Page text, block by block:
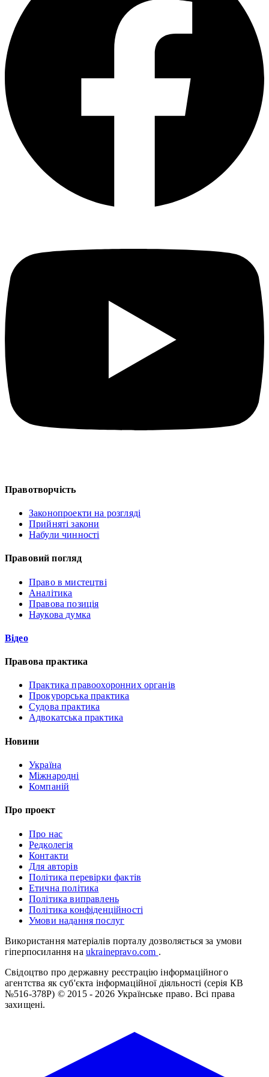
Правотворчість
Законопроекти на розгляді
Прийняті закони
Набули чинності
Правовий погляд
Право в мистецтві
Аналітика
Правова позиція
Наукова думка
Відео
Правова практика
Практика правоохоронних органів
Прокурорська практика
Судова практика
Адвокатська практика
Новини
Україна
Міжнародні
Компаній
Про проект
Про нас
Редколегія
Контакти
Для авторів
Політика перевірки фактів
Етична політика
Політика виправлень
Політика конфіденційності
Умови надання послуг
Використання матеріалів порталу дозволяється за умови
гіперпосилання на ukrainepravo.com .
Свідоцтво про державну реєстрацію інформаційного
агентства як суб'єкта інформаційної діяльності (серія КВ
№516-378Р) © 2015 - 2026 Українське право. Всі права
захищені.